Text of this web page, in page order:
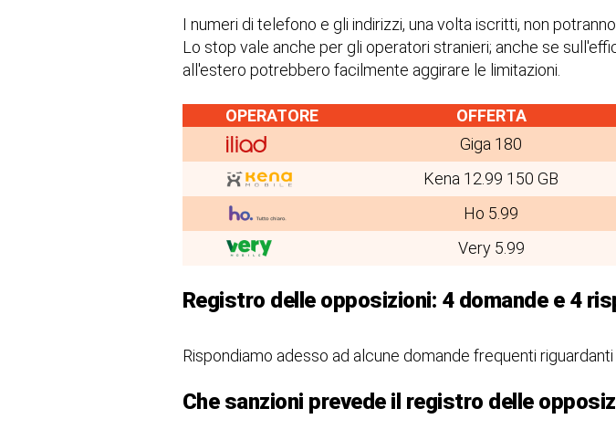
I numeri di telefono e gli indirizzi, una volta iscritti, non
Lo stop vale anche per gli operatori stranieri; anche se
all'estero potrebbero facilmente aggirare le limitazioni.
OPERATORE OFFERTA
Giga 180
Kena 12.99 150 GB
Ho 5.99
Very 5.99
Registro delle opposizioni: 4 domande e 4
Rispondiamo adesso ad alcune domande frequenti riguardanti
Che sanzioni prevede il registro delle